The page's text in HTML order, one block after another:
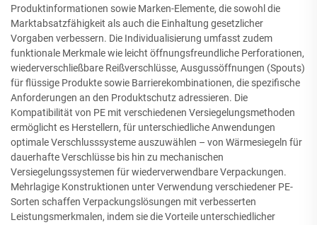
Produktinformationen sowie Marken-Elemente, die sowohl die
Marktabsatzfähigkeit als auch die Einhaltung gesetzlicher
Vorgaben verbessern. Die Individualisierung umfasst zudem
funktionale Merkmale wie leicht öffnungsfreundliche Perforationen,
wiederverschließbare Reißverschlüsse, Ausgussöffnungen (Spouts)
für flüssige Produkte sowie Barrierekombinationen, die spezifische
Anforderungen an den Produktschutz adressieren. Die
Kompatibilität von PE mit verschiedenen Versiegelungsmethoden
ermöglicht es Herstellern, für unterschiedliche Anwendungen
optimale Verschlusssysteme auszuwählen – von Wärmesiegeln für
dauerhafte Verschlüsse bis hin zu mechanischen
Versiegelungssystemen für wiederverwendbare Verpackungen.
Mehrlagige Konstruktionen unter Verwendung verschiedener PE-
Sorten schaffen Verpackungslösungen mit verbesserten
Leistungsmerkmalen, indem sie die Vorteile unterschiedlicher